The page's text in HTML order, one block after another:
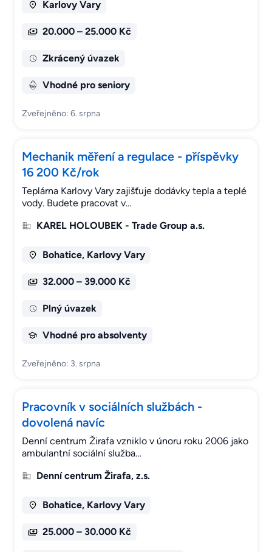
Karlovy Vary
20.000 – 25.000 Kč
Zkrácený úvazek
Vhodné pro seniory
Zveřejněno: 6. srpna
Mechanik měření a regulace - příspěvky
16 200 Kč/rok
Teplárna Karlovy Vary zajišťuje dodávky tepla a teplé
vody. Budete pracovat v…
KAREL HOLOUBEK - Trade Group a.s.
Bohatice, Karlovy Vary
32.000 – 39.000 Kč
Plný úvazek
Vhodné pro absolventy
Zveřejněno: 3. srpna
Pracovník v sociálních službách -
dovolená navíc
Denní centrum Žirafa vzniklo v únoru roku 2006 jako
ambulantní sociální služba…
Denní centrum Žirafa, z.s.
Bohatice, Karlovy Vary
25.000 – 30.000 Kč